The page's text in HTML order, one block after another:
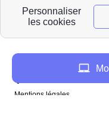
🛁 Simulateur
Qui sommes-nous ?
Mentions légales